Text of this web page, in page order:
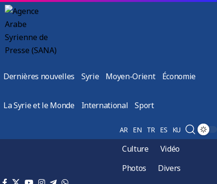
Dernières nouvelles Syrie Moyen-Orient Économie
La Syrie et le Monde International Sport
AR EN TR ES KU
Culture
Vidéo
Photos
Divers